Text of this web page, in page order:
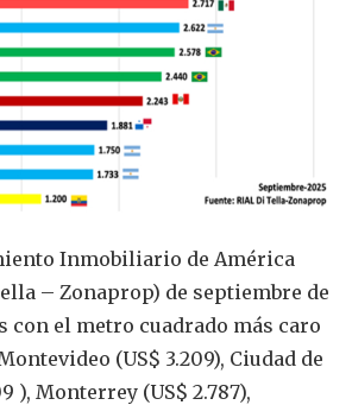
Inmobiliario de América
– Zonaprop) de septiembre de
con el metro cuadrado más caro
(US$ 3.209), Ciudad de
), Monterrey (US$ 2.787),